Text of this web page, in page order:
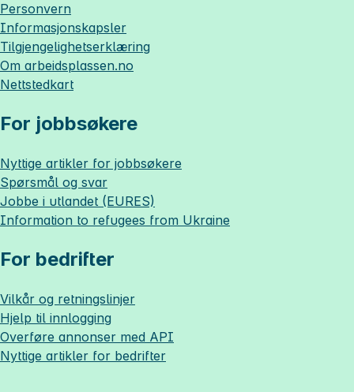
Personvern
Informasjonskapsler
Tilgjengelighetserklæring
Om arbeidsplassen.no
Nettstedkart
For jobbsøkere
Nyttige artikler for jobbsøkere
Spørsmål og svar
Jobbe i utlandet (EURES)
Information to refugees from Ukraine
For bedrifter
Vilkår og retningslinjer
Hjelp til innlogging
Overføre annonser med API
Nyttige artikler for bedrifter